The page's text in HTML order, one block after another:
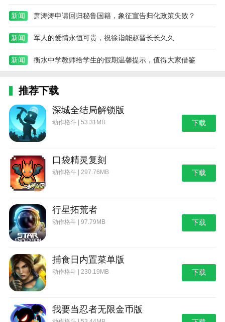
新闻 萧涛涛申请回归秘鲁国籍，象征宣告归化政策失败？
新闻 军人的爱情永恒可贵，祝徐诣能赵晋长长久久
新闻 衡水中学教师给学生的假期温馨提示，值得大家借鉴
推荐下载
深城全结局解锁版
动作格斗 | 53.31MB 下载
口袋精灵复刻
动作格斗 | 297.76MB 下载
行星拓荒者
动作格斗 | 97.79MB 下载
捕食日内置菜单版
动作格斗 | 230.19MB 下载
我要当忍者无限金币版